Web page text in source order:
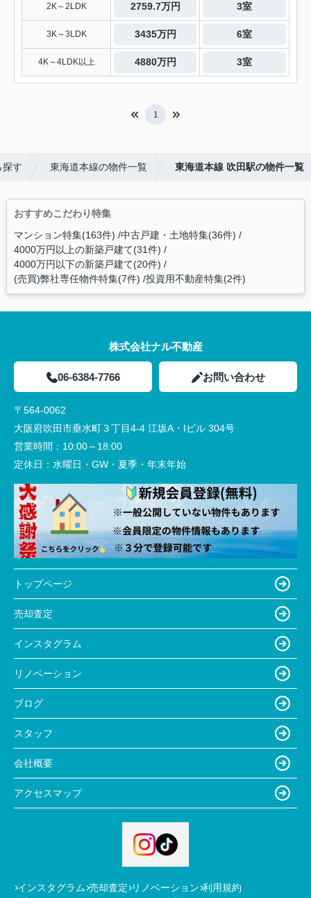
2K～2LDK 2759.7万円 3室
3K～3LDK 3435万円 6室
4K～4LDK以上 4880万円 3室
1
探す 東海道本線の物件一覧 東海道本線 吹田駅の物件一覧
おすすめこだわり特集
マンション特集(163件) 中古戸建・土地特集(36件)
4000万円以上の新築戸建て(31件)
4000万円以下の新築戸建て(20件)
(売買)弊社専任物件特集(7件) 投資用不動産特集(2件)
株式会社ナル不動産
06-6384-7766 お問い合わせ
〒564-0062
大阪府吹田市垂水町３丁目4-4 江坂A・Iビル 304号
営業時間： 10:00～18:00
定休日： 水曜日・GW・夏季・年末年始
トップページ
売却査定
インスタグラム
リノベーション
ブログ
スタッフ
会社概要
アクセスマップ
インスタグラム 売却査定 リノベーション 利用規約